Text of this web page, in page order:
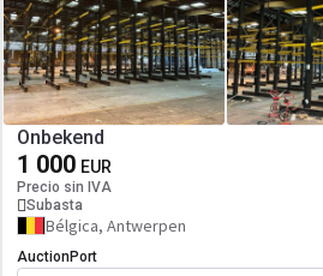
Onbekend
1 000 EUR
Precio sin IVA
Subasta
Bélgica, Antwerpen
AuctionPort